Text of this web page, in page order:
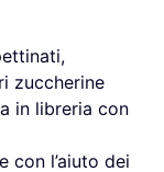
zuccherine
in libreria con
con l’aiuto dei